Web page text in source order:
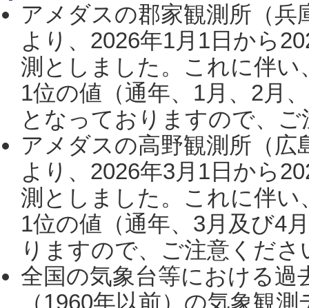
アメダスの郡家観測所（
より、2026年1月1日から
測としました。これに伴い
1位の値（通年、1月、2月
となっておりますので、
アメダスの高野観測所（
より、2026年3月1日から
測としました。これに伴い
1位の値（通年、3月及び4
りますので、ご注意くだ
全国の気象台等における過
（1960年以前）の気象観